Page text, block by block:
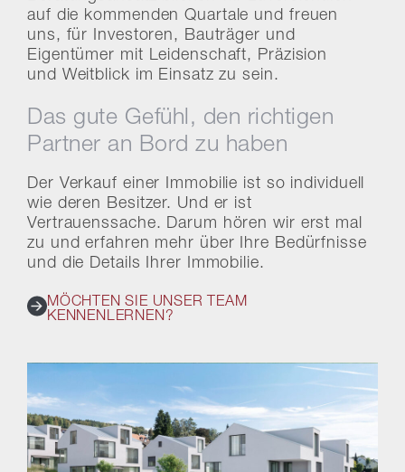
auf die kommenden Quartale und freuen
uns, für Investoren, Bauträger und
Eigentümer mit Leidenschaft, Präzision
und Weitblick im Einsatz zu sein.
Das gute Gefühl, den richtigen
Partner an Bord zu haben
Der Verkauf einer Immobilie ist so individuell
wie deren Besitzer. Und er ist
Vertrauenssache. Darum hören wir erst mal
zu und erfahren mehr über Ihre Bedürfnisse
und die Details Ihrer Immobilie.
MÖCHTEN SIE UNSER TEAM
KENNENLERNEN?